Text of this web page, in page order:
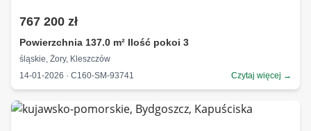
767 200 zł
Powierzchnia 137.0 m² Ilość pokoi 3
śląskie, Żory, Kleszczów
14-01-2026 · C160-SM-93741
Czytaj więcej →